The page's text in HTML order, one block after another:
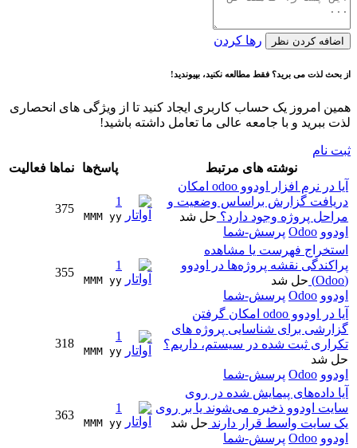
اضافه کردن نظر رها کردن
از بحث لذت می برید؟ فقط مطالعه نکنید، بپیوندید!
همین امروز یک حساب کاربری ایجاد کنید تا از ویژگی های انحصاری
لذت ببرید و با جامعه عالی ما تعامل داشته باشید!
ثبت نام
نوشته های مرتبط
پاسخ‌ها نماها فعالیت
آیا در نرم افزار اودوو odoo امکان
دریافت گزارش براساس وضعیت و
مراحل پروژه وجود دارد؟ حل شد
اودوو Odoo پرسش-شما
1
MMM yy
375
استخراج فهرست یا مشاهده
پراکندگی نقشه پروژه‌ها در اودوو
(Odoo)
حل شد
اودوو Odoo پرسش-شما
1
MMM yy
355
آیا در اودوو odoo امکان گرفتن
گزارشی برای شناسایی پروژه های
تکراری ثبت شده در سیستم، داریم؟
حل شد
اودوو Odoo پرسش-شما
1
MMM yy
318
آیا داده‌های پیمایش شده در روی
سایت اودوو ذخیره می‌شوند یا بر روی
یک سایت واسط قرار دارند حل شد
اودوو Odoo پرسش-شما
1
MMM yy
363